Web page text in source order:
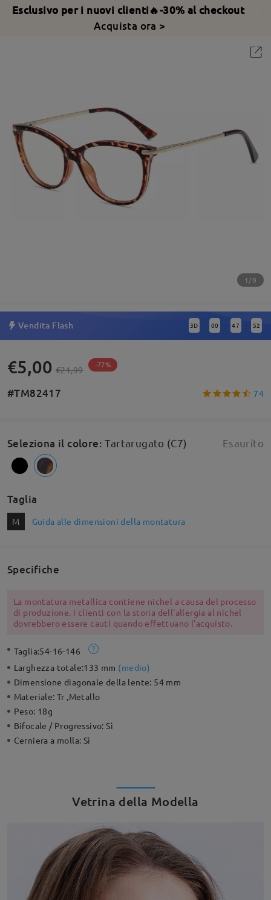
Esclusivo per i nuovi clienti🔥-30% al checkout
Acquista ora >
1/9
Vendita Flash 3D : 00 : 47 : 52
€5,00 €21,99 -77%
#TM82417 74
Seleziona il colore:Tartarugato (C7) Esaurito
Taglia
M Guida alle dimensioni della montatura
Specifiche
La montatura metallica contiene nichel a causa del processo
di produzione. I clienti con la storia dell'allergia al nichel
dovrebbero essere cauti quando effettuano l'acquisto.
Taglia:54-16-146
Larghezza totale:133 mm (medio)
Dimensione diagonale della lente: 54 mm
Materiale:Tr ,Metallo
Peso: 18g
Bifocale / Progressivo:Sì
Cerniera a molla: Sì
Vetrina della Modella